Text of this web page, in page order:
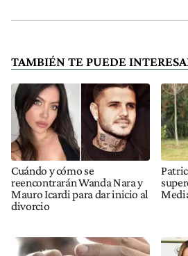
TAMBIÉN TE PUEDE
Cuándo y cómo se
reencontrarán Wanda Nara y
Mauro Icardi para dar inicio al
divorcio